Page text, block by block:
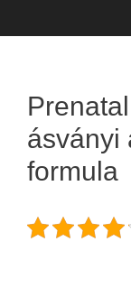
ásványi
formula